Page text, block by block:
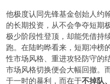
他极度认同先锋基金创始人约
的长期投资，从不会争夺短期
极少阶段性登顶，却能凭借持
跑。在陆昀晔看来，短期冲榜
性市场风格、重进攻轻防守的
市场风格切换便会大幅回撤。
于一时的暴利，而在于不掉队